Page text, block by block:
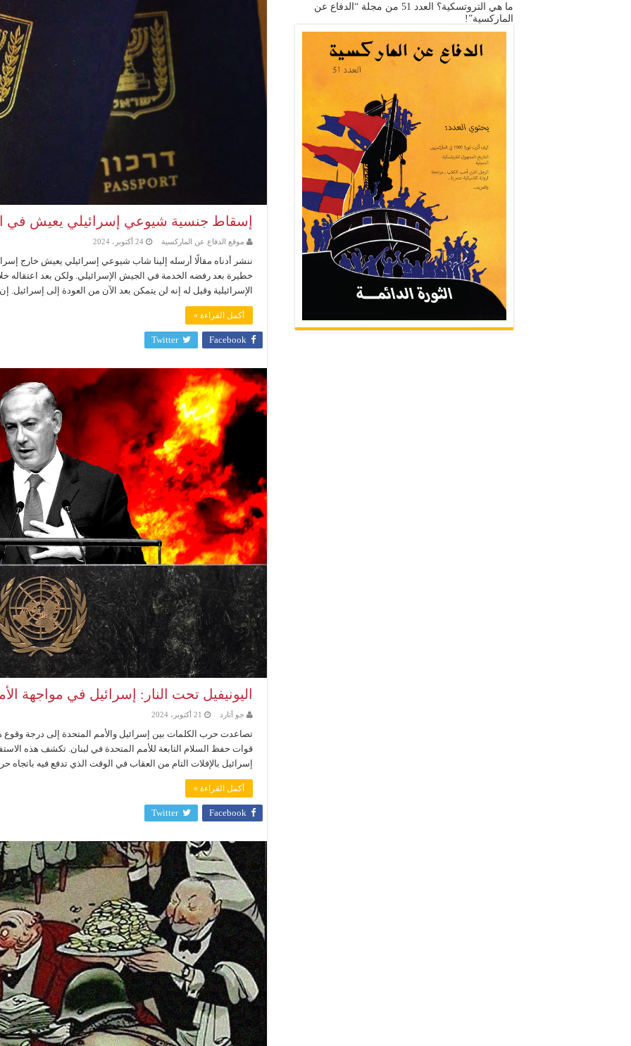
إسقاط جنسية شيوعي إسرائيلي يعيش في
موقع الدفاع عن الماركسية 24 أكتوبر، 2024
ننشر أدناه مقالًا أرسله إلينا شاب شيوعي إسرائيلي يعيش خارج
خطيرة بعد رفضه الخدمة في الجيش الإسرائيلي. ولكن بعد
الإسرائيلية وقيل له إنه لن يتمكن بعد الآن من العودة إلى إسرائيل.
أكمل القراءة »
Facebook
Twitter
اليونيفيل تحت النار: إسرائيل في مواجهة
جو أتارد 21 أكتوبر، 2024
تصاعدت حرب الكلمات بين إسرائيل والأمم المتحدة إلى درجة
قوات حفظ السلام التابعة للأمم المتحدة في لبنان. تكشف هذه
إسرائيل بالإفلات التام من العقاب في الوقت الذي تدفع فيه باتجاه حرب
أكمل القراءة »
Facebook
Twitter
ما هي التروتسكية؟ العدد 51 من مجلة “الدفاع عن
الماركسية”!